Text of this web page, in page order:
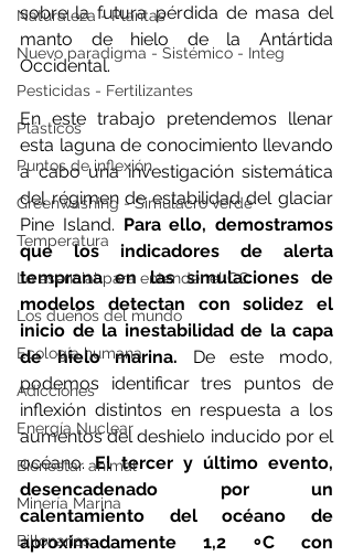
Naturaleza - Plantas
Nuevo paradigma - Sistémico - Integ
Pesticidas - Fertilizantes
Plásticos
Puntos de inflexión
Greenwashing - Simulacro verde
Temperatura
Lo esencial para entender el CC
Los dueños del mundo
Ecología humana
Adicciones
Energía Nuclear
Bienestar animal
Minería Marina
Billonarios
sobre la futura pérdida de masa del
manto de hielo de la Antártida
Occidental.
En este trabajo pretendemos llenar
esta laguna de conocimiento llevando
a cabo una investigación sistemática
del régimen de estabilidad del glaciar
Pine Island. Para ello, demostramos
que los indicadores de alerta
temprana en las simulaciones de
modelos detectan con solidez el
inicio de la inestabilidad de la capa
de hielo marina. De este modo,
podemos identificar tres puntos de
inflexión distintos en respuesta a los
aumentos del deshielo inducido por el
océano. El tercer y último evento,
desencadenado por un
calentamiento del océano de
aproximadamente 1,2 ∘C con